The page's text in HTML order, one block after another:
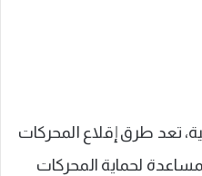
تعد طرق إقلاع المحركات
لحماية المحركات